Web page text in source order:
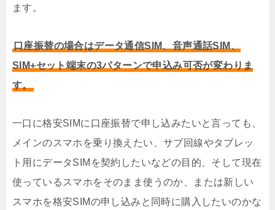
ます。
口座振替の場合はデータ通信SIM、音声通話SIM、
SIM+セット端末の3パターンで申込み可否が変わりま
す。
一口に格安SIMに口座振替で申し込みたいと言っても、
メインのスマホを乗り換えたい、サブ回線やタブレッ
ト用にデータSIMを契約したいなどの目的、そして現在
使っているスマホをそのまま使うのか、または新しい
スマホを格安SIMの申し込みと同時に購入したいのかな